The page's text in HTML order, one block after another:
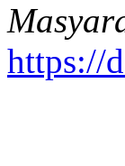
https://